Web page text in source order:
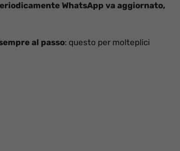
WhatsApp va aggiornato,
al passo: questo per molteplici